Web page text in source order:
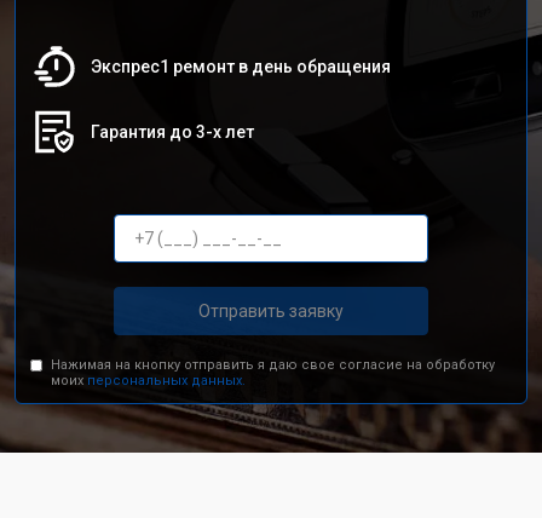
Экспрес1 ремонт в день обращения
Гарантия до 3-х лет
Отправить заявку
Нажимая на кнопку отправить я даю свое согласие на обработку
моих персональных данных.